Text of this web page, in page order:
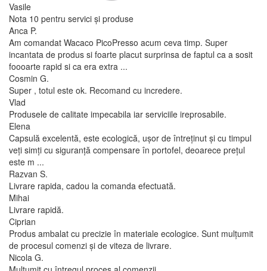
Vasile
Nota 10 pentru servici și produse
Anca P.
Am comandat Wacaco PicoPresso acum ceva timp. Super
incantata de produs si foarte placut surprinsa de faptul ca a sosit
foooarte rapid si ca era extra ...
Cosmin G.
Super , totul este ok. Recomand cu incredere.
Vlad
Produsele de calitate impecabila iar serviciile ireprosabile.
Elena
Capsulă excelentă, este ecologică, ușor de întreținut și cu timpul
veți simți cu siguranță compensare în portofel, deoarece prețul
este m ...
Razvan S.
Livrare rapida, cadou la comanda efectuată.
Mihai
Livrare rapidă.
Ciprian
Produs ambalat cu precizie în materiale ecologice. Sunt mulțumit
de procesul comenzi și de viteza de livrare.
Nicola G.